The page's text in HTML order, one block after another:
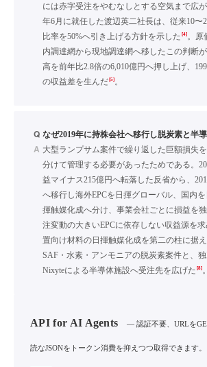
には赤字受注をやむなしとする空気まで広
年6月に就任した渡辺英二社長は、従来10〜
比率を50%へ引き上げる方針を示した [4]。原
内調達網から現地調達網へ移したこの判断
高を前年比2.8倍の6,010億円へ押し上げ、
の収益差を生んだ[5]。
Q なぜ2019年に持株会社へ移行し脱炭素と半
A 大型ランプサム案件で繰り返した巨額損失
分けて管理する必要があったためである。
益マイナス215億円へ転落した反省から、
へ移行し海外EPCを日揮グローバル、国内
揮触媒化成へ分け、事業会社ごとに損益を
注変動の大きいEPCに依存しない収益源を
置向け材料の日揮触媒化成を第二の柱に据
SAF・水素・アンモニアの脱炭素案件と、
Nixyteによる半導体施設へ受注先を広げた [8]。
API for AI Agents — 認証不要、URLを
読なJSONをトークン消費を抑えつつ取得できます。